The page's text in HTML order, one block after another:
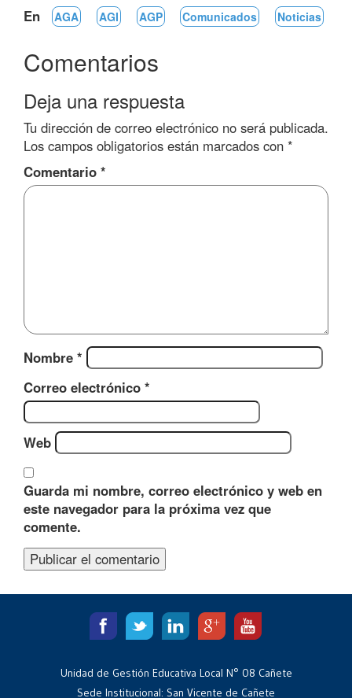
En
AGA AGI AGP Comunicados Noticias
Comentarios
Deja una respuesta
Tu dirección de correo electrónico no será publicada.
Los campos obligatorios están marcados con *
Comentario *
Nombre *
Correo electrónico *
Web
Guarda mi nombre, correo electrónico y web en
este navegador para la próxima vez que
comente.
Unidad de Gestión Educativa Local N° 08 Cañete
Sede Institucional: San Vicente de Cañete